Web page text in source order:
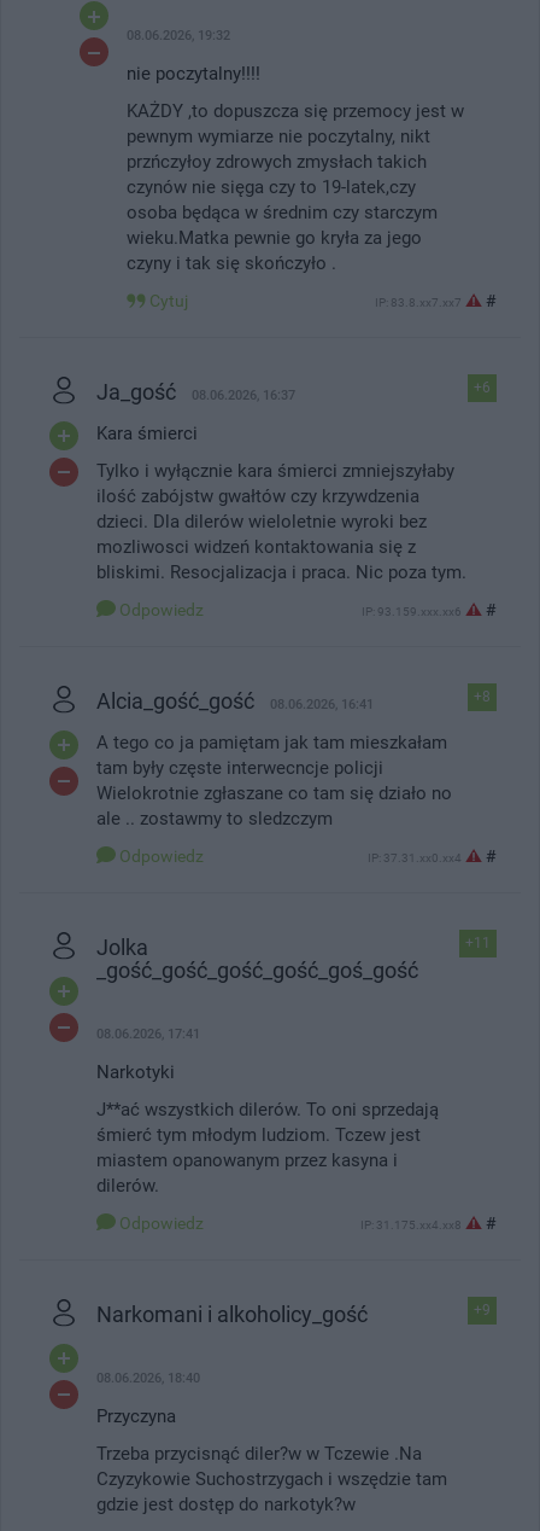
08.06.2026, 19:32
nie poczytalny!!!!
KAŻDY ,to dopuszcza się przemocy jest w
pewnym wymiarze nie poczytalny, nikt
przńczyłoy zdrowych zmysłach takich
czynów nie sięga czy to 19-latek,czy
osoba będąca w średnim czy starczym
wieku.Matka pewnie go kryła za jego
czyny i tak się skończyło .
Cytuj IP: 83.8.xx7.xx7 #
+6
Ja_gość 08.06.2026, 16:37
Kara śmierci
Tylko i wyłącznie kara śmierci zmniejszyłaby
ilość zabójstw gwałtów czy krzywdzenia
dzieci. Dla dilerów wieloletnie wyroki bez
mozliwosci widzeń kontaktowania się z
bliskimi. Resocjalizacja i praca. Nic poza tym.
Odpowiedz IP: 93.159.xxx.xx6 #
+8
Alcia_gość_gość 08.06.2026, 16:41
A tego co ja pamiętam jak tam mieszkałam
tam były częste interwecncje policji
Wielokrotnie zgłaszane co tam się działo no
ale .. zostawmy to sledzczym
Odpowiedz IP: 37.31.xx0.xx4 #
+11
Jolka
_gość_gość_gość_gość_goś_gość
08.06.2026, 17:41
Narkotyki
J**ać wszystkich dilerów. To oni sprzedają
śmierć tym młodym ludziom. Tczew jest
miastem opanowanym przez kasyna i
dilerów.
Odpowiedz IP: 31.175.xx4.xx8 #
+9
Narkomani i alkoholicy_gość
08.06.2026, 18:40
Przyczyna
Trzeba przycisnąć diler?w w Tczewie .Na
Czyzykowie Suchostrzygach i wszędzie tam
gdzie jest dostęp do narkotyk?w